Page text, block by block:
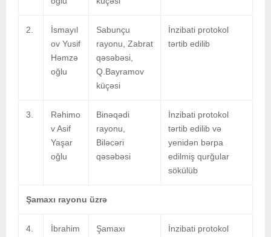
2.
İsmayıl
ov Yusif
Həmzə
oğlu
Sabunçu
rayonu, Zabrat
qəsəbəsi,
Q.Bayramov
küçəsi
İnzibati protokol
tərtib edilib
3.
Rəhimo
v Asif
Yaşar
oğlu
Binəqədi
rayonu,
Biləcəri
qəsəbəsi
İnzibati protokol
tərtib edilib və
yenidən bərpa
edilmiş qurğular
sökülüb
Şamaxı rayonu üzrə
4.
İbrahim
Şamaxı
İnzibati protokol